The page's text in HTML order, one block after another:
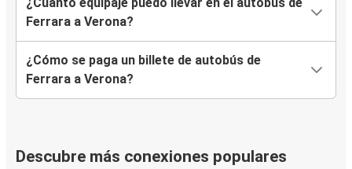
Ferrara a Verona?
¿Cómo se paga un billete de autobús de
Ferrara a Verona?
Descubre más conexiones populares